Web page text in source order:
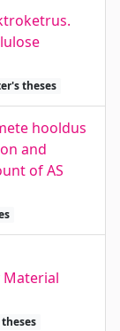
theses
hooldus
and
of AS
Material